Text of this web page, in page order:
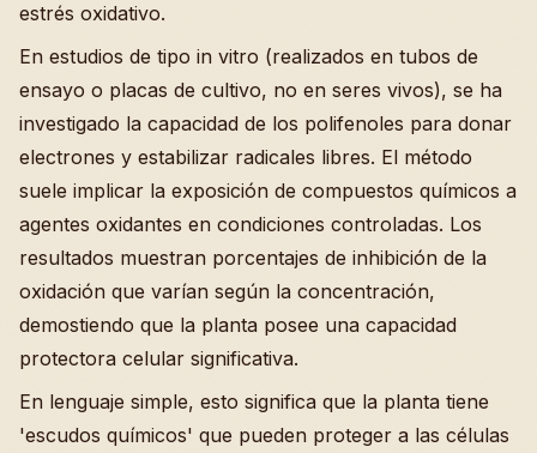
estrés oxidativo.
En estudios de tipo in vitro (realizados en tubos de
ensayo o placas de cultivo, no en seres vivos), se ha
investigado la capacidad de los polifenoles para donar
electrones y estabilizar radicales libres. El método
suele implicar la exposición de compuestos químicos a
agentes oxidantes en condiciones controladas. Los
resultados muestran porcentajes de inhibición de la
oxidación que varían según la concentración,
demostiendo que la planta posee una capacidad
protectora celular significativa.
En lenguaje simple, esto significa que la planta tiene
'escudos químicos' que pueden proteger a las células